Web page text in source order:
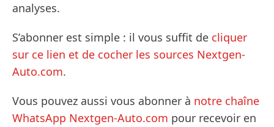
analyses.
S’abonner est simple : il vous suffit de cliquer
sur ce lien et de cocher les sources Nextgen-
Auto.com.
Vous pouvez aussi vous abonner à notre chaîne
WhatsApp Nextgen-Auto.com pour recevoir en